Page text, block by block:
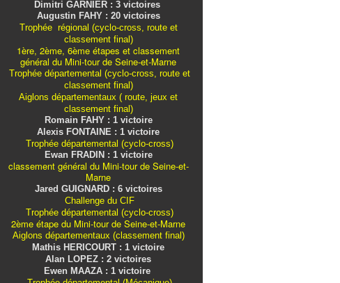
Dimitri GARNIER : 3 victoires
Augustin FAHY : 20 victoires
Trophée régional (cyclo-cross, route et
classement final)
1ère, 2ème, 6ème étapes et classement
général du Mini-tour de Seine-et-Marne
Trophée départemental (cyclo-cross, route et
classement final)
Aiglons départementaux ( route, jeux et
classement final)
Romain FAHY : 1 victoire
Alexis FONTAINE : 1 victoire
Trophée départemental (cyclo-cross)
Ewan FRADIN : 1 victoire
classement général du Mini-tour de Seine-et-
Marne
Jared GUIGNARD : 6 victoires
Challenge du CIF
Trophée départemental (cyclo-cross)
2ème étape du Mini-tour de Seine-et-Marne
Aiglons départementaux (classement final)
Mathis HERICOURT : 1 victoire
Alan LOPEZ : 2 victoires
Ewen MAAZA : 1 victoire